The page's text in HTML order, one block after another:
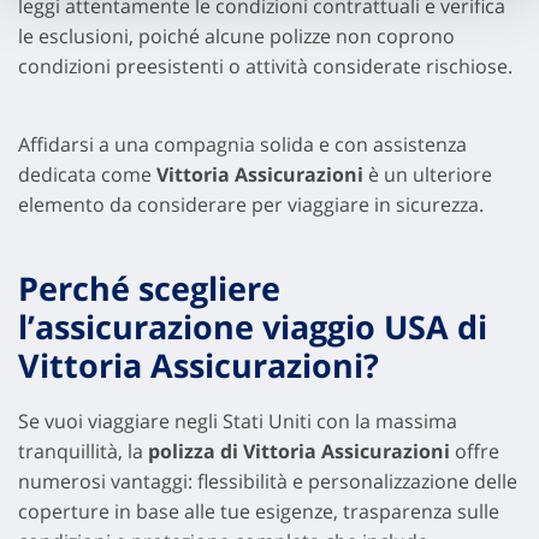
leggi attentamente le condizioni contrattuali e verifica
le esclusioni, poiché alcune polizze non coprono
condizioni preesistenti o attività considerate rischiose.
Affidarsi a una compagnia solida e con assistenza
dedicata comeVittoria Assicurazioni è un ulteriore
elemento da considerare per viaggiare in sicurezza.
Perché scegliere
l’assicurazione viaggio USA di
Vittoria Assicurazioni?
Se vuoi viaggiare negli Stati Uniti con la massima
tranquillità, la polizza di Vittoria Assicurazioni offre
numerosi vantaggi: flessibilità e personalizzazione delle
coperture in base alle tue esigenze, trasparenza sulle